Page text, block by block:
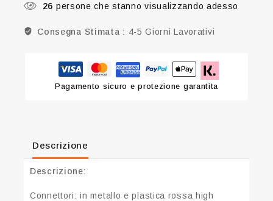
26 persone che stanno visualizzando adesso
Consegna Stimata : 4-5 Giorni Lavorativi
Pagamento sicuro e protezione garantita
Descrizione
Descrizione:
Connettori: in metallo e plastica rossa high